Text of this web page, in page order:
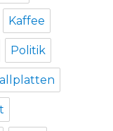
Kaffee
Politik